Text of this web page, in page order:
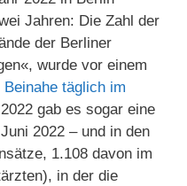
Jahren: Die Zahl der
der Berliner
wurde vor einem
Beinahe täglich im
gab es sogar eine
2022 – und in den
1.108 davon im
in der die